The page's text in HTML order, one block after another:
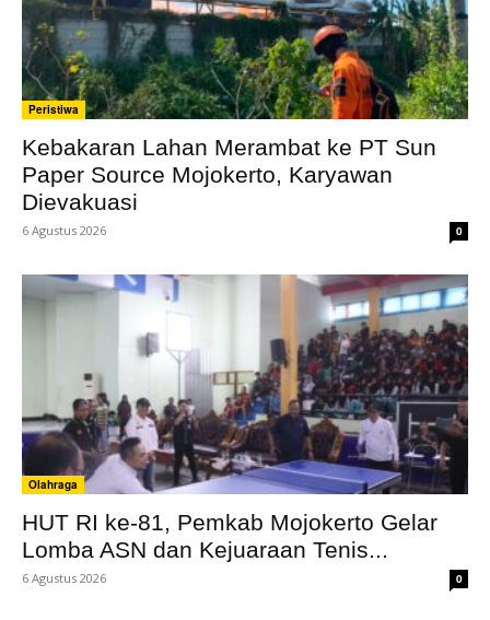
Peristiwa
Kebakaran Lahan Merambat ke PT Sun
Paper Source Mojokerto, Karyawan
Dievakuasi
6 Agustus 2026 0
Olahraga
HUT RI ke-81, Pemkab Mojokerto Gelar
Lomba ASN dan Kejuaraan Tenis...
6 Agustus 2026 0